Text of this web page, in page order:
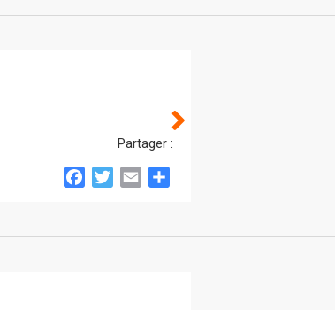
Partager :
FacebookTwitterEmail